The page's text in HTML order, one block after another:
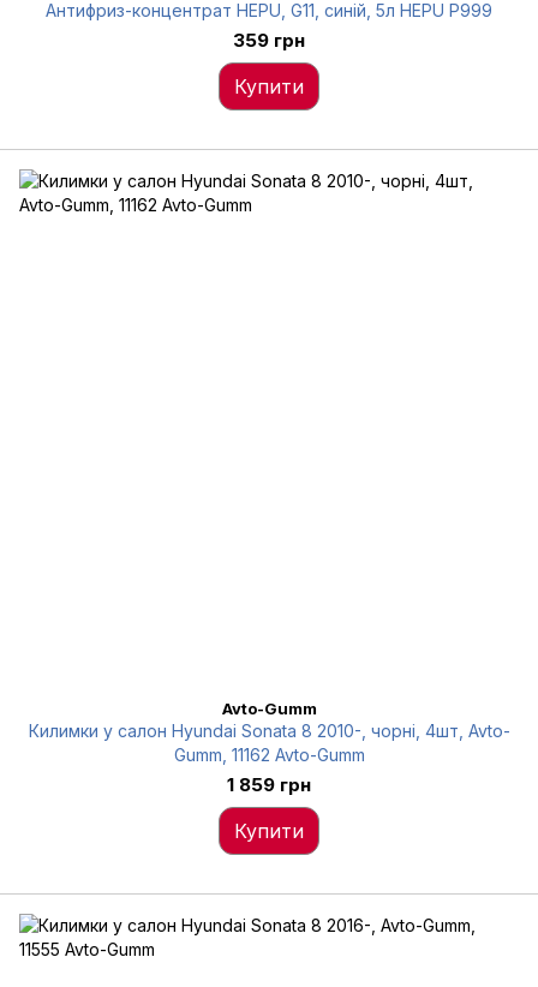
Антифриз-концентрат HEPU, G11, синій, 5л HEPU P999
359 грн
Купити
Avto-Gumm
Килимки у салон Hyundai Sonata 8 2010-, чорні, 4шт, Avto-
Gumm, 11162 Avto-Gumm
1 859 грн
Купити